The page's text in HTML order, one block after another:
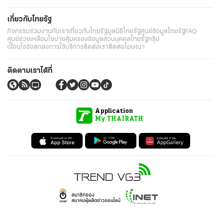
เกี่ยวกับไทยรัฐ
กิจกรรมร่วมงานกับเราเกี่ยวกับไทยรัฐมูลนิธิไทยรัฐศูนย์ข้อมูลไทยรัฐFAQ
ศูนย์ช่วยเหลือนโยบายคุ้มครองข้อมูลส่วนบุคคลไทยรัฐกรุ๊ป
เงื่อนไขข้อตกลงการใช้บริการติดต่อเราติดต่อโฆษณา
ติดตามเราได้ที่
Application
My THAIRATH